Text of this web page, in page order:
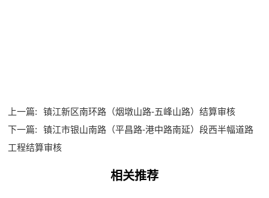
上一篇:
镇江新区南环路（烟墩山路-五峰山路）结算审核
下一篇:
镇江市银山南路（平昌路-港中路南延）段西半幅道路
工程结算审核
相关推荐